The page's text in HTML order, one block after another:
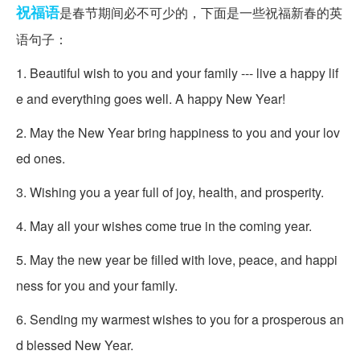
祝福语是春节期间必不可少的，下面是一些祝福新春的英
语句子：
1. Beautiful wish to you and your family --- live a happy lif
e and everything goes well. A happy New Year!
2. May the New Year bring happiness to you and your lov
ed ones.
3. Wishing you a year full of joy, health, and prosperity.
4. May all your wishes come true in the coming year.
5. May the new year be filled with love, peace, and happi
ness for you and your family.
6. Sending my warmest wishes to you for a prosperous an
d blessed New Year.